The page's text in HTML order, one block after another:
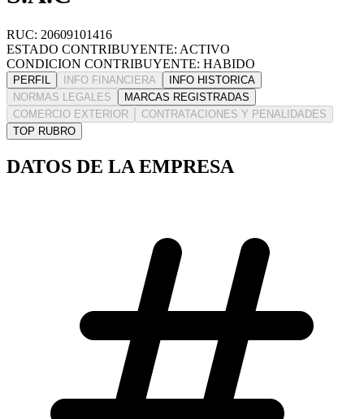
RUC: 20609101416
ESTADO CONTRIBUYENTE: ACTIVO
CONDICION CONTRIBUYENTE: HABIDO
PERFIL INFO FINANCIERA
INFO HISTORICA
NORMAS LEGALES
MARCAS REGISTRADAS
COMERCIO EXTERIOR
CONTRATACIONES Y PENALIDADES
TOP RUBRO
DATOS DE LA EMPRESA